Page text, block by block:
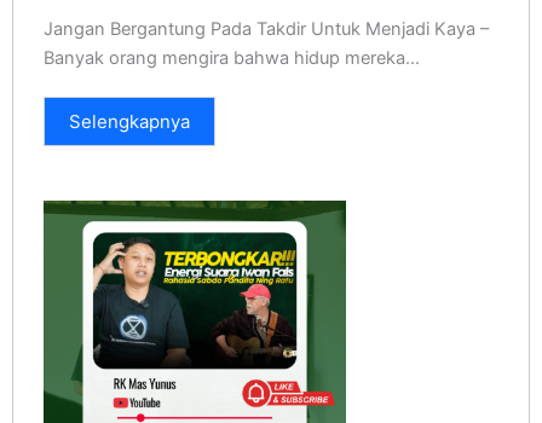
Jangan Bergantung Pada Takdir Untuk Menjadi Kaya –
Banyak orang mengira bahwa hidup mereka...
Selengkapnya